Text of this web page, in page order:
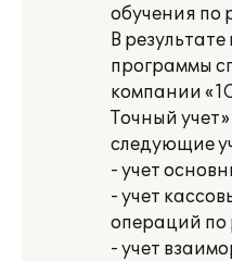
обучения по
В
программы
компании
Точный
следующие
- учет
- учет
операций по
- учет